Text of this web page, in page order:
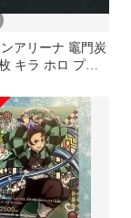
アリーナ 竈門炭
キラ ホロ プロ